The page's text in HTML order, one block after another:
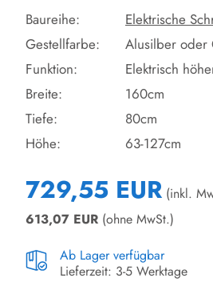
Baureihe:
Elektrische
Gestellfarbe:
Alusilber oder
Funktion:
Elektrisch
Breite:
160cm
Tiefe:
80cm
Höhe:
63-127cm
729,55 EUR (inkl.
613,07 EUR (ohne MwSt.)
Ab Lager verfügbar
Lieferzeit: 3-5 Werktage